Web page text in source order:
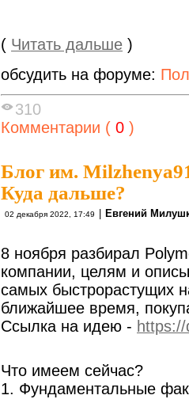
( Читать дальше )
обсудить на форуме:
310
Комментарии ( 0 )
Блог им.
Куда дальше?
02 декабря 2022, 17:49 Евгений
8 ноября разбирал
компании, целям и
самых быстрорастущих
ближайшее время,
Ссылка на идею - https://
Что имеем сейчас?
1. Фундаментальные